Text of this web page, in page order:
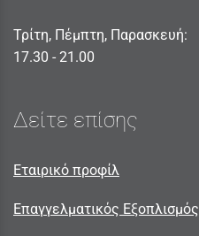
Τρίτη, Πέμπτη, Παρασκευή:
17.30 - 21.00
Δείτε επίσης
Εταιρικό προφίλ
Επαγγελματικός Εξοπλισμός